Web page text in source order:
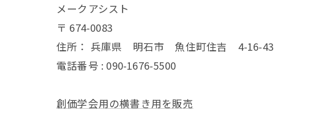
メークアシスト
〒 674-0083
住所： 兵庫県 明石市 魚住町住吉 4-16-43
電話番号 : 090-1676-5500
創価学会用の横書き用を販売